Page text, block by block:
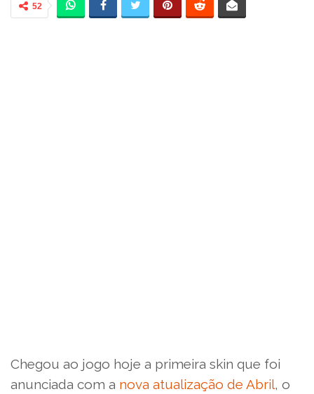
52
Chegou ao jogo hoje a primeira skin que foi
anunciada com a nova atualização de Abril, o